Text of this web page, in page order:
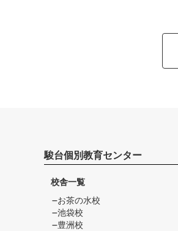
駿台個別教育センター
校舎一覧
お茶の水校
池袋校
豊洲校